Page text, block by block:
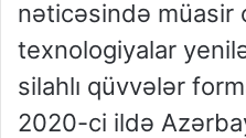
nəticəsində müasir
texnologiyalar
silahlı qüvvələr
2020-ci ildə